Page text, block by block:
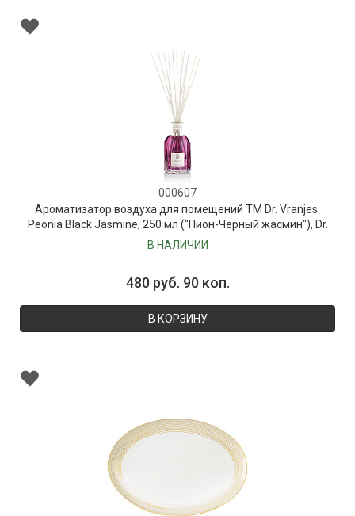
000607
Ароматизатор воздуха для помещений ТМ Dr. Vranjes:
Peonia Black Jasmine, 250 мл ("Пион-Черный жасмин"), Dr.
Vranjes
В НАЛИЧИИ
480 руб. 90 коп.
В КОРЗИНУ